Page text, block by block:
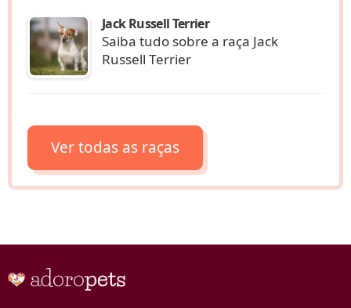
Jack Russell Terrier
Saiba tudo sobre a raça Jack
Russell Terrier
Ver todas as raças